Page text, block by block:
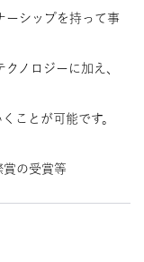
ーシップを持って事
ノロジーに加え、
ことが可能です。
賞の受賞等